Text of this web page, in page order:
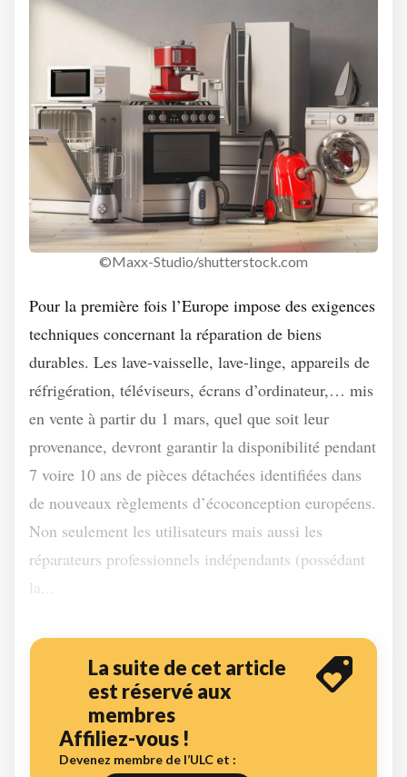
©Maxx-Studio/shutterstock.com
Pour la première fois l’Europe impose des exigences
techniques concernant la réparation de biens
durables. Les lave-vaisselle, lave-linge, appareils de
réfrigération, téléviseurs, écrans d’ordinateur,… mis
en vente à partir du 1 mars, quel que soit leur
provenance, devront garantir la disponibilité pendant
7 voire 10 ans de pièces détachées identifiées dans
de nouveaux règlements d’écoconception européens.
Non seulement les utilisateurs mais aussi les
réparateurs professionnels indépendants (possédant
la...
La suite de cet article
est réservé aux
membres
Affiliez-vous !
Devenez membre de l’ULC et :